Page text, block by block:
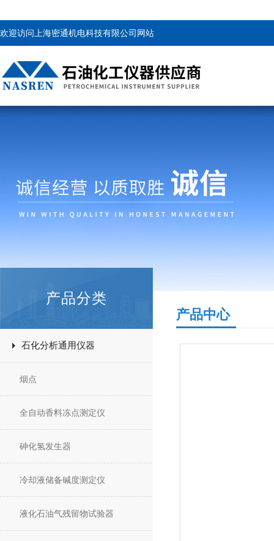
欢迎访问上海密通机电科技有限公司网站
产品分类
石化分析通用仪器
烟点
全自动香料冻点测定仪
砷化氢发生器
冷却液储备碱度测定仪
液化石油气残留物试验器
产品中心